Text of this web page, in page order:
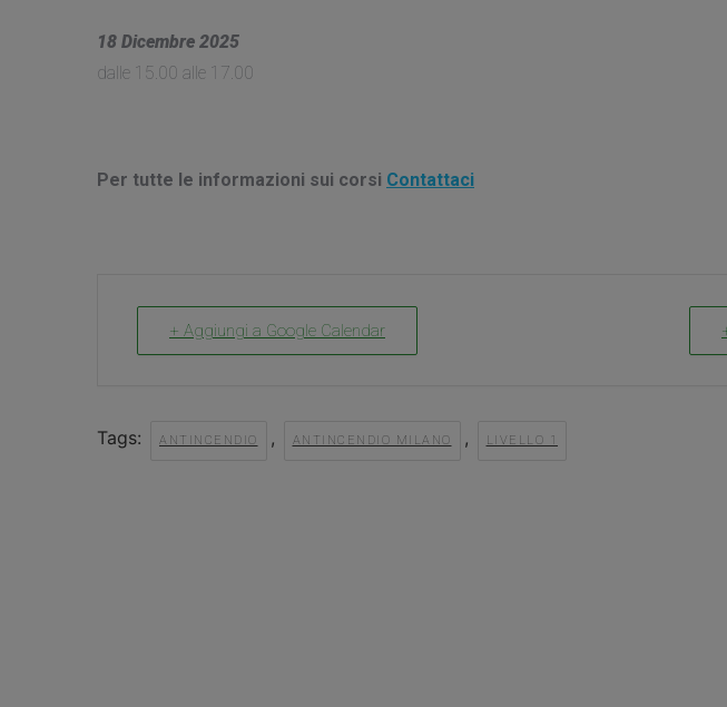
18 Dicembre 2025
dalle 15.00 alle 17.00
Per tutte le informazioni sui corsi Contattaci
+ Aggiungi a Google Calendar
Tags: ANTINCENDIO , ANTINCENDIO MILANO , LIVELLO 1